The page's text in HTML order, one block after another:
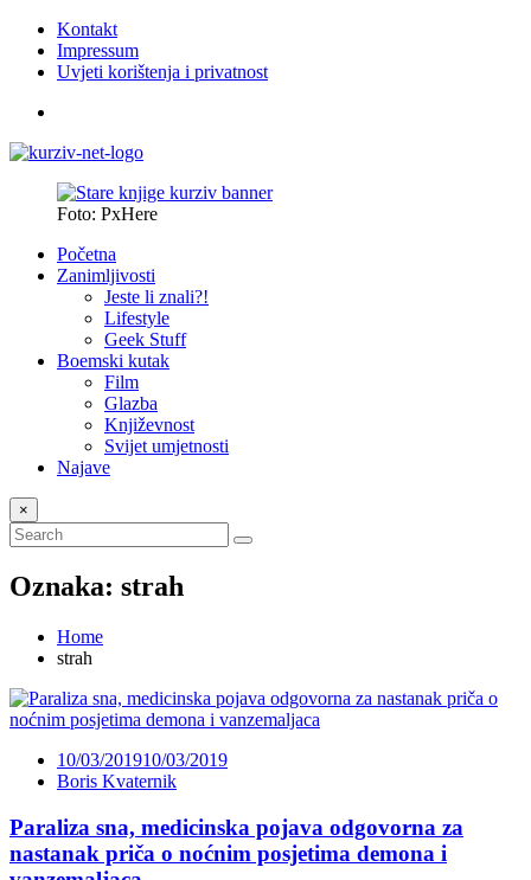
Kontakt
Impressum
Uvjeti korištenja i privatnost
Foto: PxHere
Početna
Zanimljivosti
Jeste li znali?!
Lifestyle
Geek Stuff
Boemski kutak
Film
Glazba
Književnost
Svijet umjetnosti
Najave
×
Oznaka: strah
Home
strah
10/03/201910/03/2019
Boris Kvaternik
Paraliza sna, medicinska pojava odgovorna za
nastanak priča o noćnim posjetima demona i